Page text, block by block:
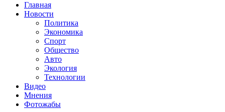
Главная
Новости
Политика
Экономика
Спорт
Общество
Авто
Экология
Технологии
Видео
Мнения
Фотожабы